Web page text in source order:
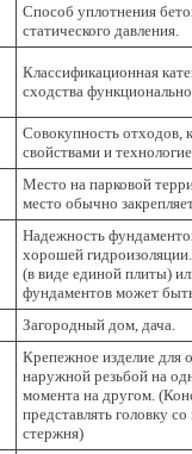
Способ уплотнения
статического давления.
Классификационная
сходства
Совокупность отходов,
свойствами и
Место на парковой
место обычно
Надежность
хорошей
(в виде единой плиты)
фундаментов может
Загородный дом, дача.
Крепежное изделие для
наружной резьбой на
момента на другом.
представлять головку
стержня)